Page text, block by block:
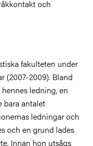
och
fakulteten under
(2007-2009). Bland
ledning, en
bara antalet
ledningar och
och en grund lades
Innan hon utsågs